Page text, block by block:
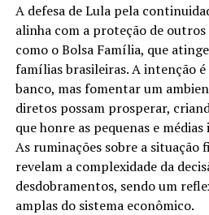
A defesa de Lula pela
alinha com a proteção de
como o Bolsa Família, que
famílias brasileiras. A intenção
banco, mas fomentar um
diretos possam prosperar,
que honre as pequenas e
As ruminações sobre a situação
revelam a complexidade da
desdobramentos, sendo um
amplas do sistema econômico.